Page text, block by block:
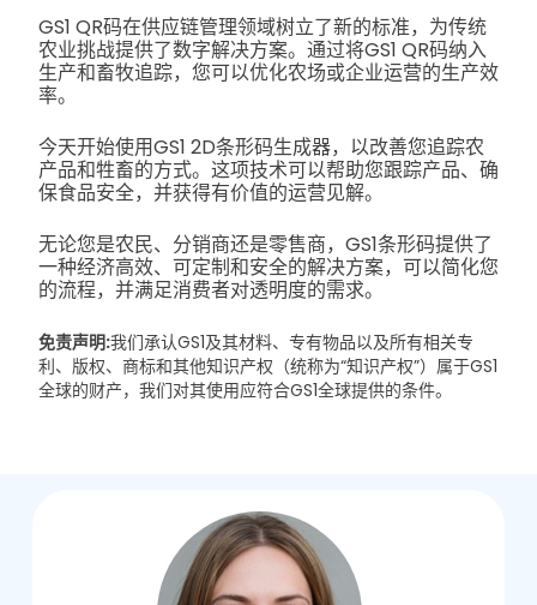
GS1 QR码在供应链管理领域树立了新的标准，为传统
农业挑战提供了数字解决方案。通过将GS1 QR码纳入
生产和畜牧追踪，您可以优化农场或企业运营的生产效
率。
今天开始使用GS1 2D条形码生成器，以改善您追踪农
产品和牲畜的方式。这项技术可以帮助您跟踪产品、确
保食品安全，并获得有价值的运营见解。
无论您是农民、分销商还是零售商，GS1条形码提供了
一种经济高效、可定制和安全的解决方案，可以简化您
的流程，并满足消费者对透明度的需求。
免责声明:我们承认GS1及其材料、专有物品以及所有相关专
利、版权、商标和其他知识产权（统称为“知识产权”）属于GS1
全球的财产，我们对其使用应符合GS1全球提供的条件。